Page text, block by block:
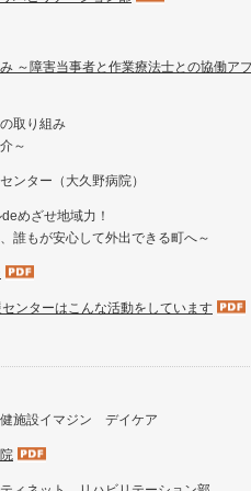
～障害当事者と作業療法士との協働ア
取り組み
～
ンター（大久野病院）
めざせ地域力！
が安心して外出できる町へ～
ンターはこんな活動をしています
施設イマジン デイケア